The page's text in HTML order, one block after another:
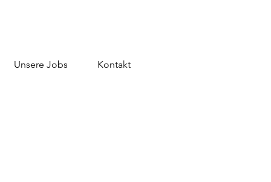
Unsere Jobs Kontakt